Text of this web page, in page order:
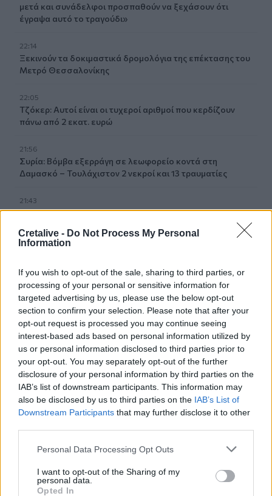
Cretalive - Do Not Process My Personal
Information
If you wish to opt-out of the sale, sharing to third parties, or
processing of your personal or sensitive information for
targeted advertising by us, please use the below opt-out
section to confirm your selection. Please note that after your
opt-out request is processed you may continue seeing
interest-based ads based on personal information utilized by
us or personal information disclosed to third parties prior to
your opt-out. You may separately opt-out of the further
disclosure of your personal information by third parties on the
IAB’s list of downstream participants. This information may
also be disclosed by us to third parties on the IAB’s List of
Downstream Participants that may further disclose it to other
Personal Data Processing Opt Outs
I want to opt-out of the Sharing of my
personal data.
Opted In
μετά και συνάδελφοι προσπαθούν να ξεχάσουν ότι
έγραψα αυτό το τραγούδι»
22:14
Ξεκινούν τα δοκιμαστικά δρομολόγια της επέκτασης του
Μετρό Θεσσαλονίκης
22:05
Τζόκερ: Αυτοί είναι οι τυχεροί αριθμοί που κερδίζουν
πάνω από 2 εκατ. ευρώ
21:56
Συρία: Βόμβα εξερράγη σε λεωφορείο κοντά στη
Δαμασκό – Τουλάχιστον 2 νεκροί και 13 τραυματίες
21:43
Απίστευτο περιστατικό σε αγώνα μπέιζμπολ: Μπαστούνι
παίκτη εκτοξεύτηκε στις κερκίδες και τραυμάτισε θεατή
- Δείτε βίντεο
Γκουτέρες: Άμεσος τερματισμός των επιθέσεων κατά
αμάχων σε Ουκρανία και Ρωσία
21:26
Αδιάκοπες οι ροές μεταναστών στην Κρήτη: Νέα
«καραβιά» στον Τσούτσουρα - Ανάμεσά τους γυναίκες
και μικρά παιδιά
21:15
Μουσική λαϊκή βραδιά στο Πάρκο Κνωσού την
Παρασκευή 7 Αυγούστου